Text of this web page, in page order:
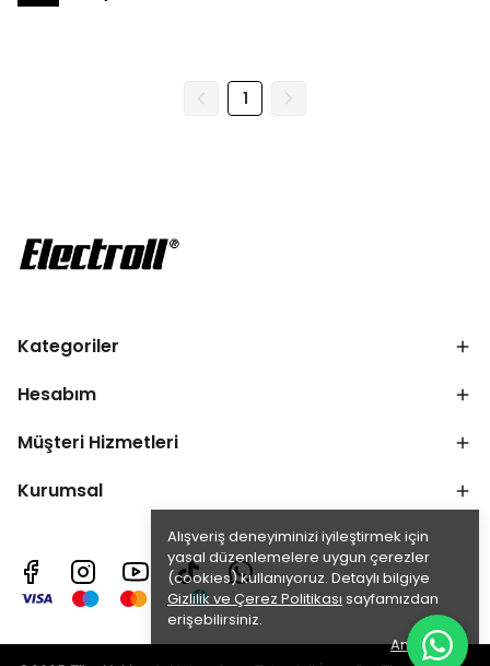
Alışveriş deneyiminizi iyileştirmek için
yasal düzenlemelere uygun çerezler
(cookies) kullanıyoruz. Detaylı bilgiye
Gizlilik ve Çerez Politikası sayfamızdan
erişebilirsiniz.
Anladım
1
Kategoriler
Hesabım
Müşteri Hizmetleri
Kurumsal